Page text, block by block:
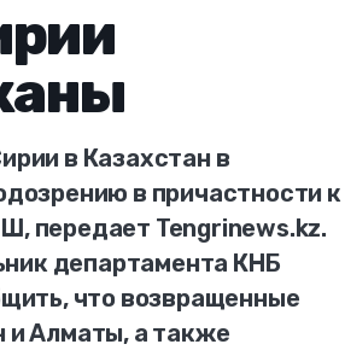
в Казахстан в
в причастности к
передает Tengrinews.kz.
департамента КНБ
что возвращенные
и Алматы, а также